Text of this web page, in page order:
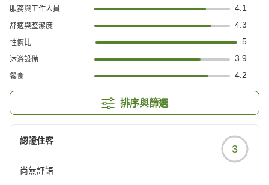
服務與工作人員 4.1
舒適與整潔度 4.3
性價比 5
沐浴設備 3.9
餐食 4.2
排序與篩選
認證住客
3
尚無評語